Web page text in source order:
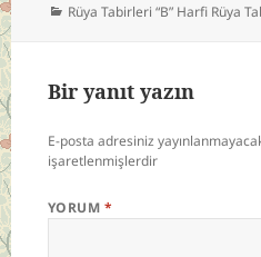
Kategoriler
Rüya Tabirleri “B” Harfi Rüya
Bir yanıt yazın
E-posta adresiniz
işaretlenmişlerdir
YORUM *